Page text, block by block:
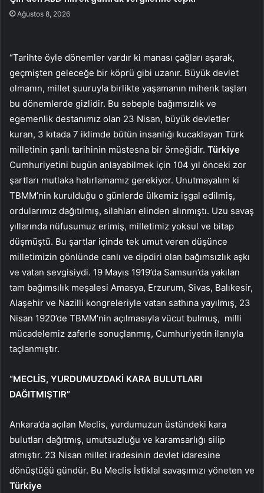
Ağustos 8, 2026
“Tarihte öyle dönemler vardır ki manası çağları aşarak,
geçmişten geleceğe bir köprü gibi uzanır. Büyük devlet
olmanın, millet şuuruyla birlikte yaşamanın mihenk taşları
bu dönemlerde gizlidir. Bu sebeple bağımsızlık ve
egemenlik destanımız olan 23 Nisan, büyük devletler
kuran, 3 kıtada 7 iklimde bütün insanlığı kucaklayan Türk
milletinin şanlı tarihinin müstesna bir örneğidir. Türkiye
Cumhuriyetini bugün anlayabilmek için 104 yıl önceki zor
şartları mutlaka hatırlamamız gerekiyor. Unutmayalım ki
TBMM’nin kurulduğu o günlerde ülkemiz işgal edilmiş,
ordularımız dağıtılmış, silahları elinden alınmıştı. Uzu savaş
yıllarında nüfusumuz erimiş, milletimiz yoksul ve bitap
düşmüştü. Bu şartlar içinde tek umut veren düşünce
milletimizin gönlünde canlı ve dipdiri olan bağımsızlık aşkı
ve vatan sevgisiydi. 19 Mayıs 1919’da Samsun’da yakılan
tam bağımsılık meşalesi Amasya, Erzurum, Sivas, Balıkesir,
Alaşehir ve Nazilli kongreleriyle vatan sathına yayılmış, 23
Nisan 1920’de TBMM’nin açılmasıyla vücut bulmuş, milli
mücadelemiz zaferle sonuçlanmış, Cumhuriyetin ilanıyla
taçlanmıştır.
“MECLİS, YURDUMUZDAKİ KARA BULUTLARI
DAĞITMIŞTIR”
Ankara’da açılan Meclis, yurdumuzun üstündeki kara
bulutları dağıtmış, umutsuzluğu ve karamsarlığı silip
atmıştır. 23 Nisan millet iradesinin devlet idaresine
dönüştüğü gündür. Bu Meclis İstiklal savaşımızı yöneten ve
Türkiye